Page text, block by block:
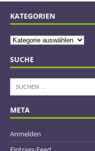
KATEGORIEN
SUCHE
META
Anmelden